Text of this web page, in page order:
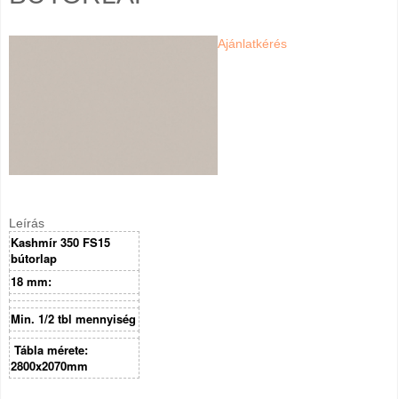
Ajánlatkérés
Leírás
Kashmír 350 FS15
bútorlap
18 mm:
Min. 1/2 tbl mennyiség
Tábla mérete:
2800x2070mm